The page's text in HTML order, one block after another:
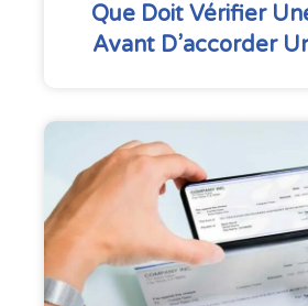
Que Doit Vérifier
Avant D’accorder